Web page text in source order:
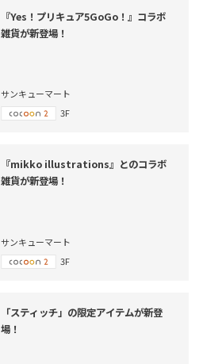
『Yes！プリキュア5GoGo！』コラボ
雑貨が新登場！
サンキューマート
3F
『mikko illustrations』とのコラボ
雑貨が新登場！
サンキューマート
3F
「スティッチ」の限定アイテムが新登
場！